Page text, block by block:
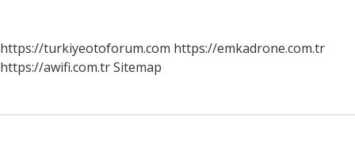
https://turkiyeotoforum.com https://emkadrone.com.tr
https://awifi.com.trSitemap